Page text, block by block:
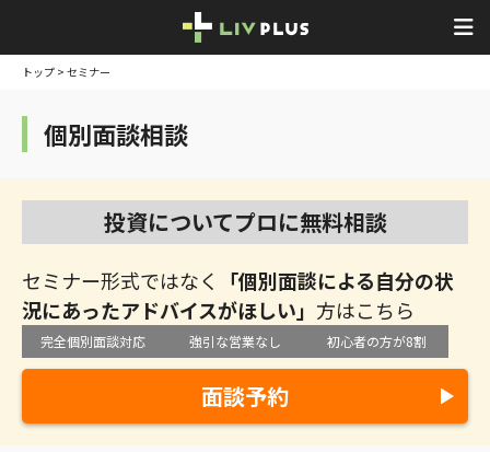
トップ > セミナー
個別面談相談
投資についてプロに無料相談
セミナー形式ではなく
「個別面談による自分の状
況にあったアドバイスがほしい」 方はこちら
完全個別面談対応 強引な営業なし 初心者の方が8割
面談予約